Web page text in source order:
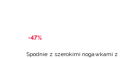
-47%
Spodnie z szerokimi nogawkami z